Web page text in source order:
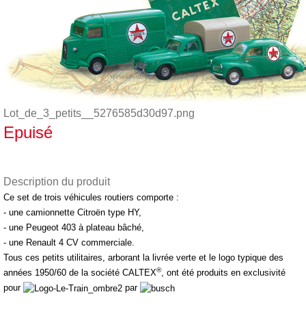
Lot_de_3_petits__5276585d30d97.png
Epuisé
Description du produit
Ce set de trois véhicules routiers comporte :
- une camionnette Citroën type HY,
- une Peugeot 403 à plateau bâché,
- une Renault 4 CV commerciale.
Tous ces petits utilitaires, arborant la livrée verte et le logo typique des
années 1950/60 de la société CALTEX®, ont été produits en exclusivité
pour
par